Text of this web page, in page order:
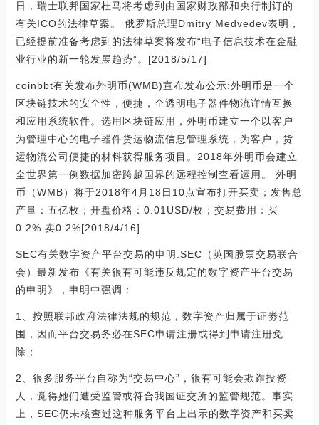
日，瑞士联邦国家杜马将考虑到由国家财政部和央行制订的
有关ICO的法律草案。 俄罗斯总理Dmitry Medvedev表明，
已经提前准备考虑到的法律草案将发布“电子信息技术在金融
业行业的新一轮发展趋势”。[2018/5/17]
coinbbt有关发布外明币(WMB)宣布发布公示:外明币是一个
区块链技术的安全性，便捷，全透明电子器件物流详情互换
和应用系统软件。选用区块链应用，外明币建立一个以客户
为管理中心的电子器件货运物流信息管理系统，为客户，货
运物流公司便捷的材料获得服务项目。2018年外明币会建立
全世界第一例数据加密跨越国界的远程控制查看运用。 外明
币（WMB）将于2018年4月18日10点宣布打开买卖；发售总
产量：五亿枚；开盘价格：0.01USD/枚；交易费用：买
0.2% 卖0.2%[2018/4/16]
SEC有关数字资产平台交易的申明:SEC（英国股票交易联合
会）最新发布《有关很有可能违反规定的数字资产平台交易
的申明》，申明中强调：
1、按照联邦政府法律法规的规范，数字资产归属于证劵范
围，因而平台交易务必在SEC申请注册或得到申请注册免
除；
2、很多服务平台自称为“交易中心”，很有可能会欺诈投资
人，觉得她们遭受监管或符合我国证交所的监管规范。事实
上，SEC仍未核查过这种服务平台上出示的数字资产和买卖